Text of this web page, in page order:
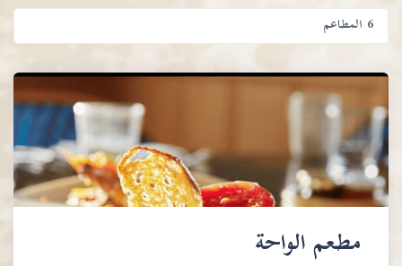
6 المطاعم
مطعم الواحة